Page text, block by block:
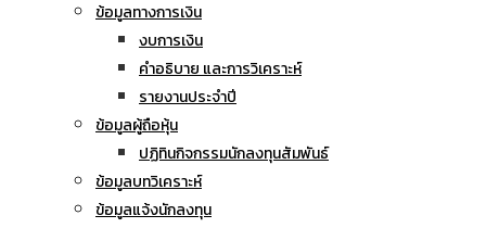
ข้อมูลทางการเงิน
งบการเงิน
คำอธิบาย และการวิเคราะห์
รายงานประจำปี
ข้อมูลผู้ถือหุ้น
ปฏิทินกิจกรรมนักลงทุนสัมพันธ์
ข้อมูลบทวิเคราะห์
ข้อมูลแจ้งนักลงทุน